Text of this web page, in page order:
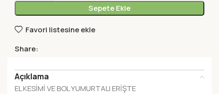
Sepete Ekle
Favori listesine ekle
Share:
Açıklama
EL KESİMİ VE BOL YUMURTALI ERİŞTE